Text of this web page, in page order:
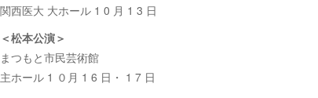
関西医大 大ホール 1 0 月 1 3 日
＜松本公演＞
まつもと市民芸術館
主ホール 1 ０月 1 6 日・ 1 7 日